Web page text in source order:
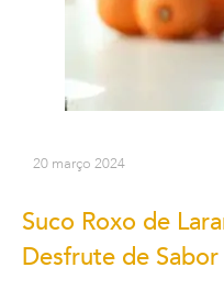
20 março 2024
Suco Roxo de
Desfrute de